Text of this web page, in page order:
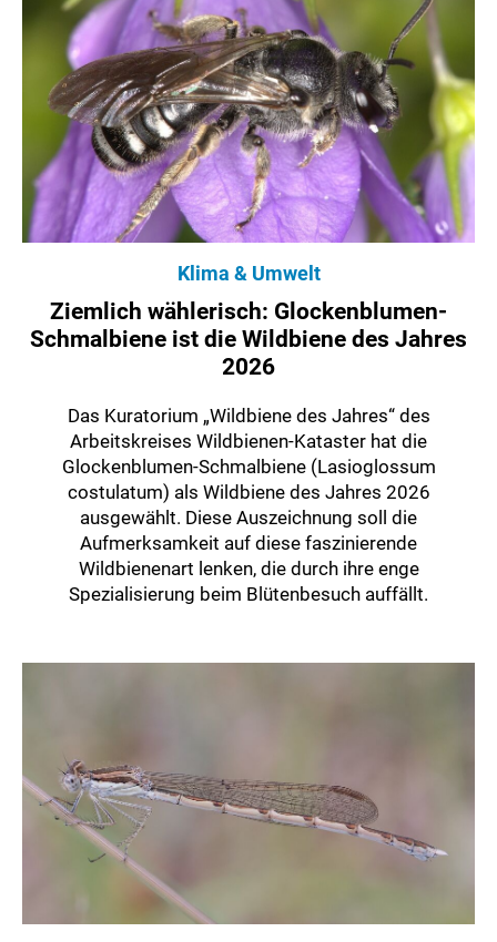
Klima & Umwelt
Ziemlich wählerisch: Glockenblumen-
Schmalbiene ist die Wildbiene des Jahres
2026
Das Kuratorium „Wildbiene des Jahres“ des
Arbeitskreises Wildbienen-Kataster hat die
Glockenblumen-Schmalbiene (Lasioglossum
costulatum) als Wildbiene des Jahres 2026
ausgewählt. Diese Auszeichnung soll die
Aufmerksamkeit auf diese faszinierende
Wildbienenart lenken, die durch ihre enge
Spezialisierung beim Blütenbesuch auffällt.